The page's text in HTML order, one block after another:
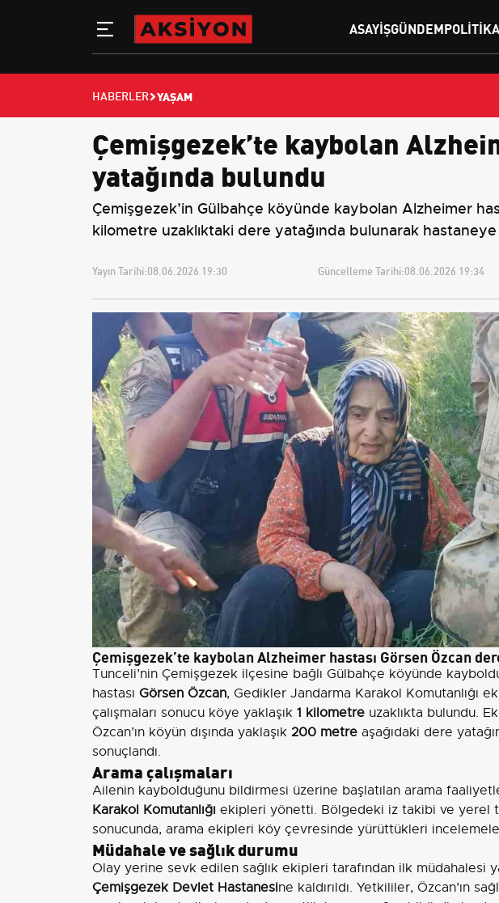
ASAYIŞGÜNDEMPOLITIKA
HABERLER YAŞAM
Çemişgezek’te kaybolan
yatağında bulundu
Çemişgezek’in Gülbahçe köyünde kaybolan Alzheimer
kilometre uzaklıktaki dere yatağında bulunarak hastaneye
Yayın Tarihi:08.06.2026 19:30 Güncelleme Tarihi:08.06.2026 19:34
Çemişgezek’te kaybolan Alzheimer hastası Görsen Özcan
Tunceli’nin Çemişgezek ilçesine bağlı Gülbahçe köyünde
hastası Görsen Özcan, Gedikler Jandarma Karakol Komutanlığı
çalışmaları sonucu köye yaklaşık 1 kilometre uzaklıkta bulundu.
Özcan’ın köyün dışında yaklaşık 200 metre aşağıdaki dere
sonuçlandı.
Arama çalışmaları
Ailenin kaybolduğunu bildirmesi üzerine başlatılan arama
Karakol Komutanlığı ekipleri yönetti. Bölgedeki iz takibi ve yerel
sonucunda, arama ekipleri köy çevresinde yürüttükleri
Müdahale ve sağlık durumu
Olay yerine sevk edilen sağlık ekipleri tarafından ilk müdahalesi
Çemişgezek Devlet Hastanesine kaldırıldı. Yetkililer, Özcan’ın